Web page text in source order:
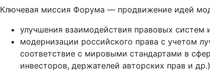
Ключевая миссия Форума — продвижение идей
улучшения взаимодействия правовых
модернизации российского права с учетом
соответствие с мировыми стандартами в
инвесторов, держателей авторских прав и